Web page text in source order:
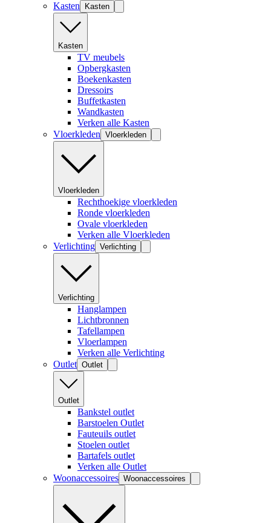
Kasten
Kasten
Kasten
TV meubels
Opbergkasten
Boekenkasten
Dressoirs
Buffetkasten
Wandkasten
Verken alle Kasten
Vloerkleden Vloerkleden
Vloerkleden
Rechthoekige vloerkleden
Ronde vloerkleden
Ovale vloerkleden
Verken alle Vloerkleden
Verlichting Verlichting
Verlichting
Hanglampen
Lichtbronnen
Tafellampen
Vloerlampen
Verken alle Verlichting
Outlet Outlet
Outlet
Bankstel outlet
Barstoelen Outlet
Fauteuils outlet
Stoelen outlet
Bartafels outlet
Verken alle Outlet
Woonaccessoires Woonaccessoires